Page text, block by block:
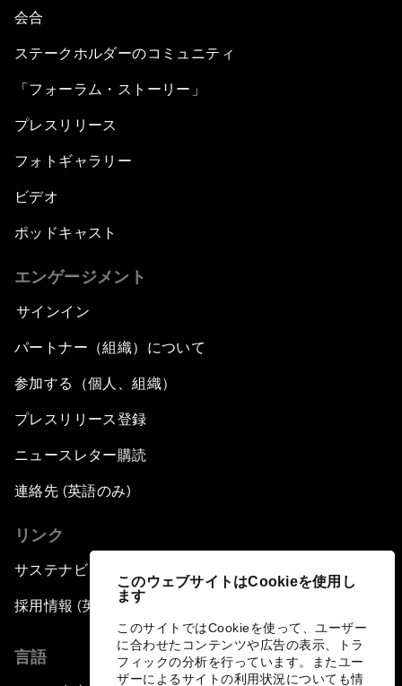
このウェブサイトはCookieを使用し
ます
このサイトではCookieを使って、ユーザー
に合わせたコンテンツや広告の表示、トラ
フィックの分析を行っています。またユー
ザーによるサイトの利用状況についても情
会合
ステークホルダーのコミュニティ
「フォーラム・ストーリー」
プレスリリース
フォトギャラリー
ビデオ
ポッドキャスト
エンゲージメント
サインイン
パートナー（組織）について
参加する（個人、組織）
プレスリリース登録
ニュースレター購読
連絡先 (英語のみ)
リンク
サステナビリティへの取り組み
採用情報 (英語のみ)
言語